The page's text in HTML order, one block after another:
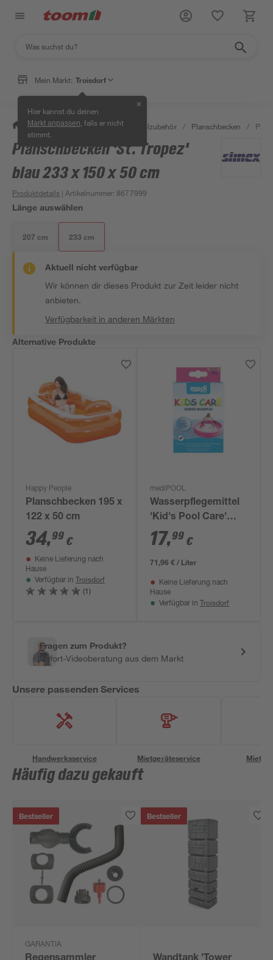
Mein Markt: Troisdorf
Hier kannst du deinen
Markt anpassen , falls er nicht
stimmt.
✕
/ Garten & Freizeit / Pools & Poolzubehör / Planschbecken /
Planschbecken 'St. Tropez'
blau 233 x 150 x 50 cm
Produktdetails | Artikelnummer: 8677999
Länge auswählen
207 cm 233 cm
Aktuell nicht verfügbar
Wir können dir dieses Produkt zur Zeit leider nicht
anbieten.
Verfügbarkeit in anderen Märkten
Alternative Produkte
Happy People
Planschbecken 195 x
122 x 50 cm
34,99 €
Keine Lieferung nach
Hause
Verfügbar in Troisdorf
(1)
mediPOOL
Wasserpflegemittel
'Kid's Pool Care'
chlorfrei 250 ml
17,99 €
71,96 € / Liter
Keine Lieferung nach
Hause
Verfügbar in Troisdorf
Fragen zum Produkt?
Sofort-Videoberatung aus dem Markt
Unsere passenden Services
Handwerksservice Mietgeräteservice
Häufig dazu gekauft
Bestseller
GARANTIA
Bestseller